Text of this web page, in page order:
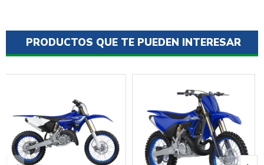
PRODUCTOS QUE TE PUEDEN INTERESAR